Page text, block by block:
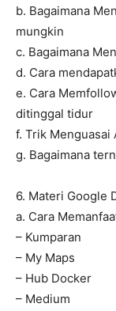
b. Bagaimana
mungkin
c. Bagaimana
d. Cara
e. Cara
ditinggal tidur
f. Trik Menguasai
g. Bagaimana
6. Materi Google
a. Cara
– Kumparan
– My Maps
– Hub Docker
– Medium